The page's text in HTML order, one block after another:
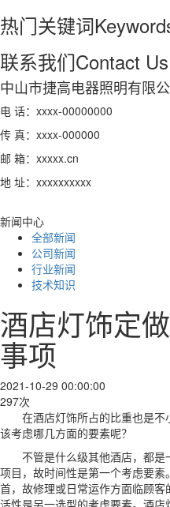
热门关键词
联系我们Contact Us
中山市捷高电器照明有限
电 话：xxxx-00000000
传 真：xxxx-000000
邮 箱：xxxxx.cn
地 址：xxxxxxxxxx
新闻中心
全部新闻
公司新闻
行业新闻
技术知识
酒店灯饰定
事项
2021-10-29 00:00:00
297次
在酒店灯饰所占的比重也是
该考虑哪几方面的要素呢？
不管是什么级其他酒店，都
项目，故时间性是第一个考虑要
首，故修理或日常运作方面临顾
活性是另一选型的考虑要素。酒